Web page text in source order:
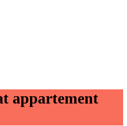
appartement